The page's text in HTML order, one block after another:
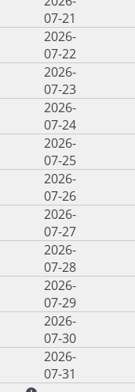
07-21
2026-
07-22
2026-
07-23
2026-
07-24
2026-
07-25
2026-
07-26
2026-
07-27
2026-
07-28
2026-
07-29
2026-
07-30
2026-
07-31